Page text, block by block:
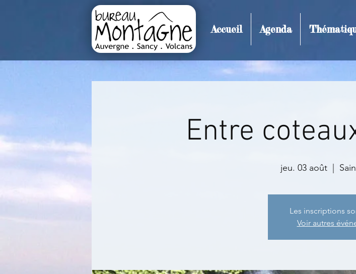
Accueil Agenda
Détails de l'événement et inscription
Entre
jeu. 03 août
Les inscriptions
Voir autres